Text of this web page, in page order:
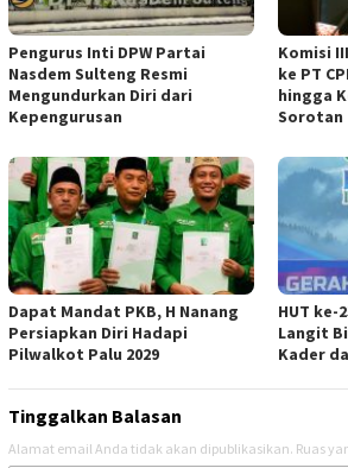
Pengurus Inti DPW Partai
Nasdem Sulteng Resmi
Mengundurkan Diri dari
Kepengurusan
Komisi
ke PT
hingga
Sorotan
Dapat Mandat PKB, H Nanang
Persiapkan Diri Hadapi
Pilwalkot Palu 2029
HUT ke-
Langit
Kader
Tinggalkan Balasan
Alamat email Anda tidak akan dipublikasikan. Ruas